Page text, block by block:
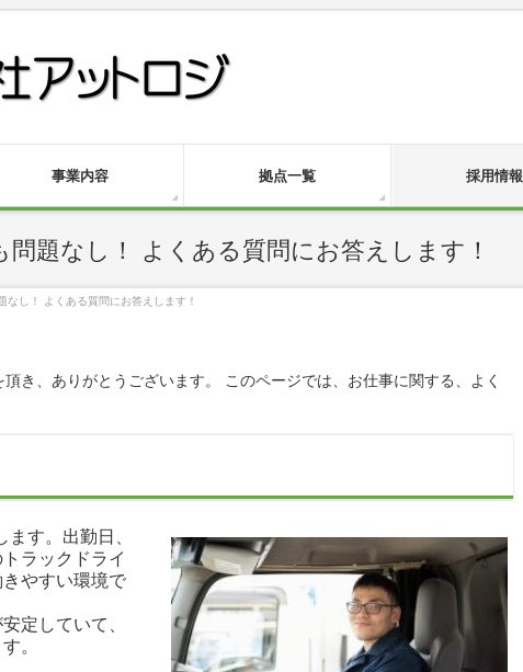
事業内容 拠点一覧 採用情報
問題なし！ よくある質問にお答えします！
なし！ よくある質問にお答えします！
き、ありがとうございます。 このページでは、お仕事に関する、よく
す。出勤日、
ラックドライ
やすい環境で
定していて、
。